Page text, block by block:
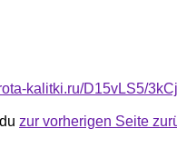
kalitki.ru/D15vLS5/
zur vorherigen Seite